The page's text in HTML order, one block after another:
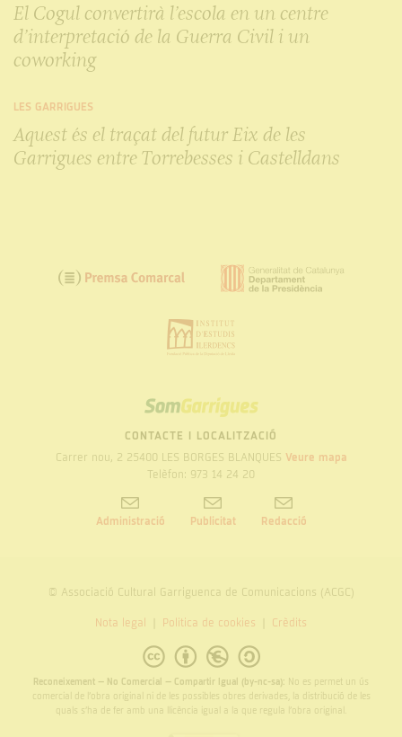
El Cogul convertirà l’escola en un centre
d’interpretació de la Guerra Civil i un
coworking
LES GARRIGUES
Aquest és el traçat del futur Eix de les
Garrigues entre Torrebesses i Castelldans
SOM
GARRIGUES
CONTACTE I LOCALITZACIÓ
Carrer nou, 2 25400 LES BORGES BLANQUES Veure mapa
Telèfon: 973 14 24 20
Administració Publicitat Redacció
© Associació Cultural Garriguenca de Comunicacions (ACGC)
Nota legal Politica de cookies Crèdits
Reconeixement – No Comercial – Compartir Igual (by-nc-sa): No es permet un ús
comercial de l’obra original ni de les possibles obres derivades, la distribució de les
quals s’ha de fer amb una llicència igual a la que regula l’obra original.